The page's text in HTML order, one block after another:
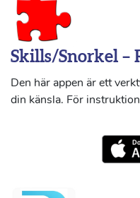
Skills/Snorkel –
Den här appen är ett
din känsla. För